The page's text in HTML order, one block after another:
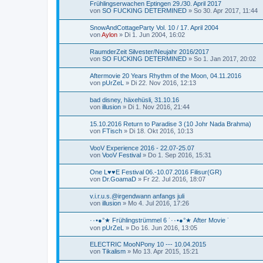
Frühlingserwachen Eptingen 29./30. April 2017
von SO FUCKING DETERMINED » So 30. Apr 2017, 11:44
SnowAndCottageParty Vol. 10 / 17. April 2004
vonAylon » Di 1. Jun 2004, 16:02
RaumderZeit Silvester/Neujahr 2016/2017
von SO FUCKING DETERMINED » So 1. Jan 2017, 20:02
Aftermovie 20 Years Rhythm of the Moon, 04.11.2016
von pUrZeL » Di 22. Nov 2016, 12:13
bad disney, häxehüsli, 31.10.16
von illusion » Di 1. Nov 2016, 21:44
15.10.2016 Return to Paradise 3 (10 Johr Nada Brahma)
von FTisch » Di 18. Okt 2016, 10:13
VooV Experience 2016 - 22.07-25.07
von VooV Festival » Do 1. Sep 2016, 15:31
One L♥♥E Festival 06.-10.07.2016 Filisur(GR)
von Dr.GoamaD » Fr 22. Jul 2016, 18:07
v.i.r.u.s.@irgendwann anfangs juli
von illusion » Mo 4. Jul 2016, 17:26
·٠•●°★ Frühlingstrümmel 6 ˙·٠•●°★ After Movie ˙
von pUrZeL » Do 16. Jun 2016, 13:05
ELECTRIC MooNPony 10 --- 10.04.2015
von Tikalism » Mo 13. Apr 2015, 15:21